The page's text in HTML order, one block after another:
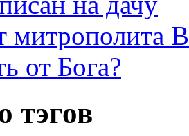
митрополита
от Бога?
тэгов